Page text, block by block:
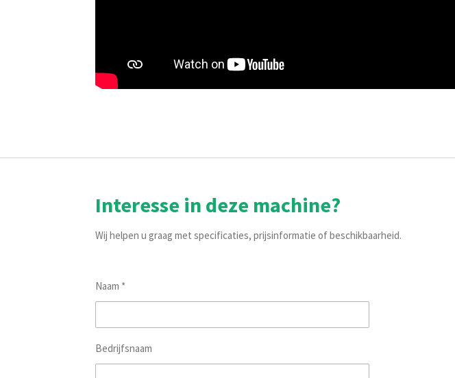
Interesse in deze machine?
Wij helpen u graag met specificaties, prijsinformatie of beschikbaarheid.
Naam *
Bedrijfsnaam